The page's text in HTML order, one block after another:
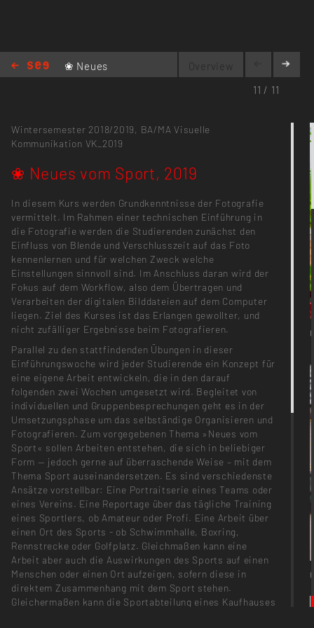
❀ Neues
Overview
11 / 11
Wintersemester 2018/2019, BA/MA Visuelle
Kommunikation VK_2019
❀ Neues vom Sport, 2019
In diesem Kurs werden Grundkenntnisse der Fotografie
vermittelt. Im Rahmen einer technischen Einführung in
die Fotografie werden die Studierenden zunächst den
Einfluss von Blende und Verschlusszeit auf das Foto
kennenlernen und für welchen Zweck welche
Einstellungen sinnvoll sind. Im Anschluss daran wird der
Fokus auf dem Workflow, also dem Übertragen und
Verarbeiten der digitalen Bilddateien auf dem Computer
liegen. Ziel des Kurses ist das Erlangen gewollter, und
nicht zufälliger Ergebnisse beim Fotografieren.
Parallel zu den stattfindenden Übungen in dieser
Einführungswoche wird jeder Studierende ein Konzept für
eine eigene Arbeit entwickeln, die in den darauf
folgenden zwei Wochen umgesetzt wird. Begleitet von
individuellen und Gruppenbesprechungen geht es in der
Umsetzungsphase um das selbständige Organisieren und
Fotografieren. Zum vorgegebenen Thema »Neues vom
Sport« sollen Arbeiten entstehen, die sich in beliebiger
Form — jedoch gerne auf überraschende Weise – mit dem
Thema Sport auseinandersetzen. Es sind verschiedenste
Ansätze vorstellbar: Eine Portraitserie eines Teams oder
eines Vereins. Eine Reportage über das tägliche Training
eines Sportlers, ob Amateur oder Profi. Eine Arbeit über
einen Ort des Sports - ob Schwimmhalle, Boxring,
Rennstrecke oder Golfplatz. Gleichmaßen kann eine
Arbeit aber auch die Auswirkungen des Sports auf einen
Menschen oder einen Ort aufzeigen, sofern diese in
direktem Zusammenhang mit dem Sport stehen.
Gleichermaßen kann die Sportabteilung eines Kaufhauses